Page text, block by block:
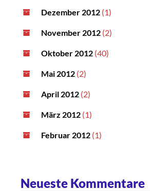
Dezember 2012 (1)
November 2012 (2)
Oktober 2012 (40)
Mai 2012 (2)
April 2012 (2)
März 2012 (1)
Februar 2012 (1)
Neueste Kommentare